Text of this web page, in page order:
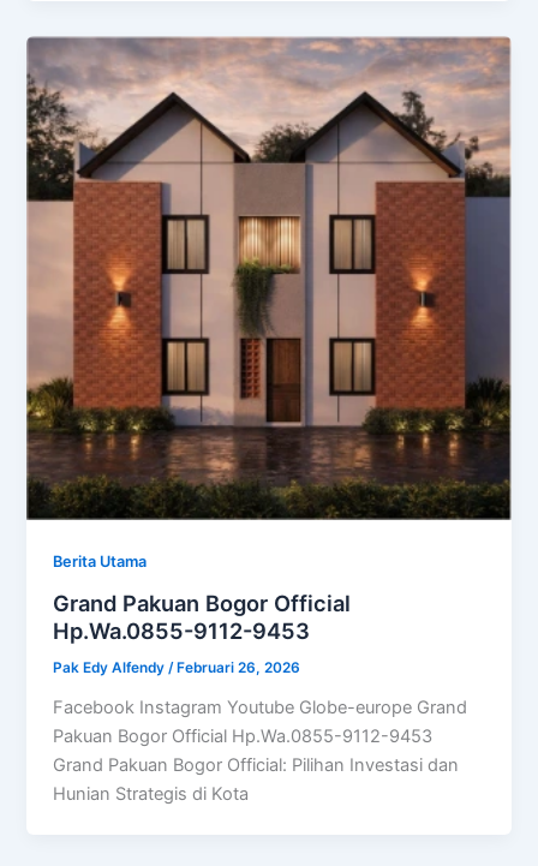
Berita Utama
Grand Pakuan Bogor Official
Hp.Wa.0855-9112-9453
Pak Edy Alfendy/ Februari 26, 2026
Facebook Instagram Youtube Globe-europe Grand
Pakuan Bogor Official Hp.Wa.0855-9112-9453
Grand Pakuan Bogor Official: Pilihan Investasi dan
Hunian Strategis di Kota